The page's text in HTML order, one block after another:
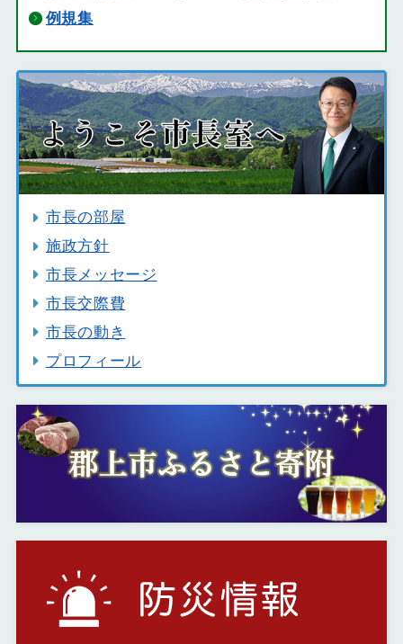
例規集
市長の部屋
施政方針
市長メッセージ
市長交際費
市長の動き
プロフィール